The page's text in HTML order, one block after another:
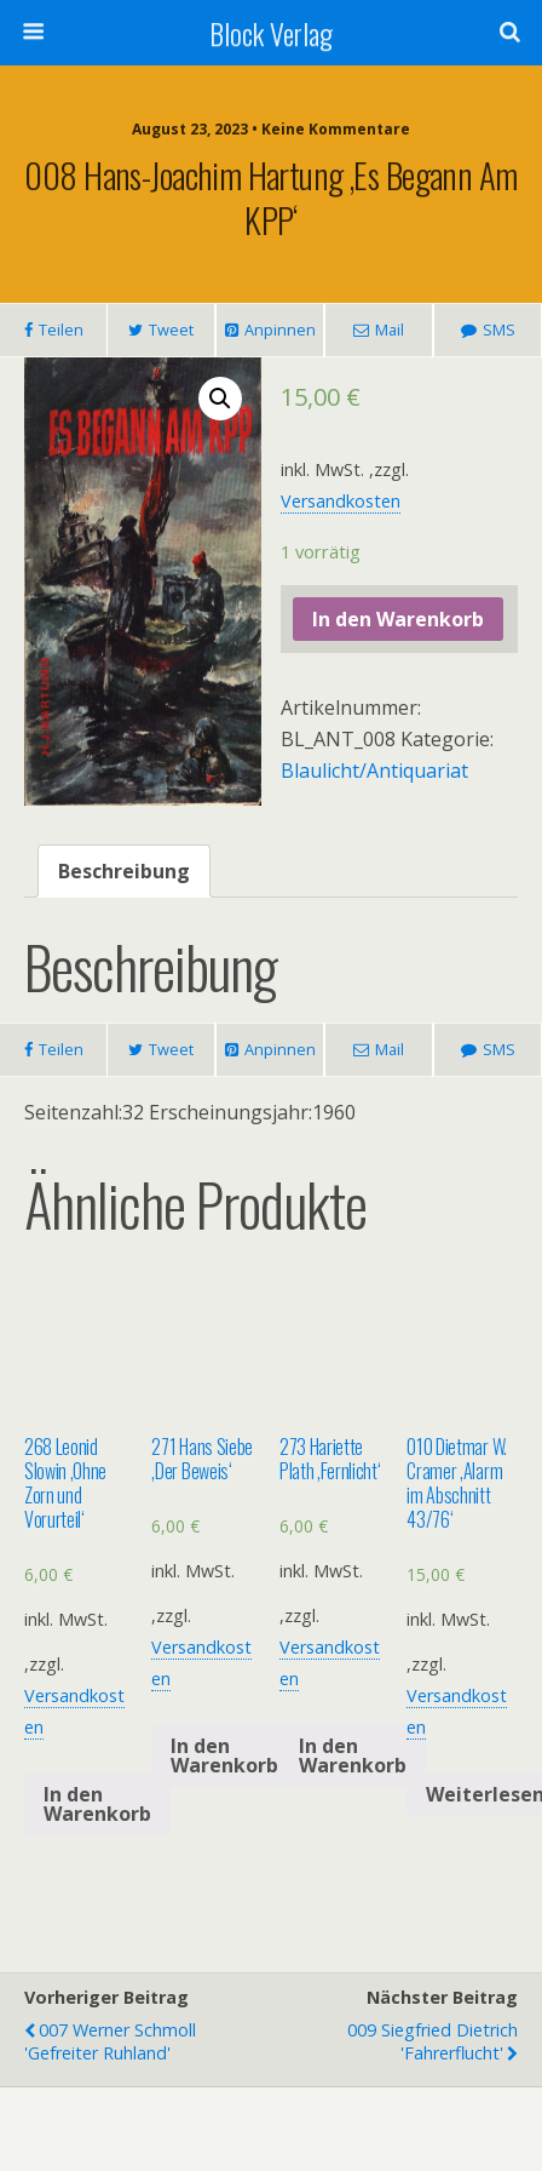
Block Verlag
August 23, 2023 • Keine Kommentare
008 Hans-Joachim Hartung ‚Es Begann Am
KPP‘
Teilen Tweet Anpinnen Mail SMS
15,00 €
inkl. MwSt. ,zzgl.
Versandkosten
1 vorrätig
In den Warenkorb
Artikelnummer:
BL_ANT_008 Kategorie:
Blaulicht/Antiquariat
Beschreibung
Beschreibung
Teilen Tweet Anpinnen Mail SMS
Seitenzahl:32 Erscheinungsjahr:1960
Ähnliche Produkte
268 Leonid
Slowin ‚Ohne
Zorn und
Vorurteil‘
6,00 €
inkl. MwSt.
,zzgl.
Versandkost
en
In den
Warenkorb
271 Hans Siebe
‚Der Beweis‘
6,00€
inkl. MwSt.
,zzgl.
Versandkost
en
In den
Warenkorb
273 Hariette
Plath ‚Fernlicht‘
6,00 €
inkl. MwSt.
,zzgl.
Versandkost
en
In den
Warenkorb
010 Dietmar W.
Cramer ‚Alarm
im Abschnitt
43/76‘
15,00€
inkl. MwSt.
,zzgl.
Versandkost
en
Vorheriger Beitrag
007 Werner Schmoll
'Gefreiter Ruhland'
Nächster Beitrag
009 Siegfried Dietrich
'Fahrerflucht'